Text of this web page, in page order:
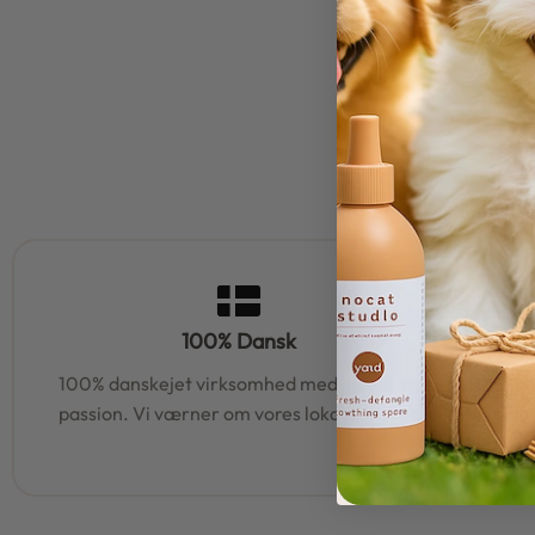
100% Dansk
100% danskejet virksomhed med hjerte og
passion. Vi værner om vores lokale rødder
95% af